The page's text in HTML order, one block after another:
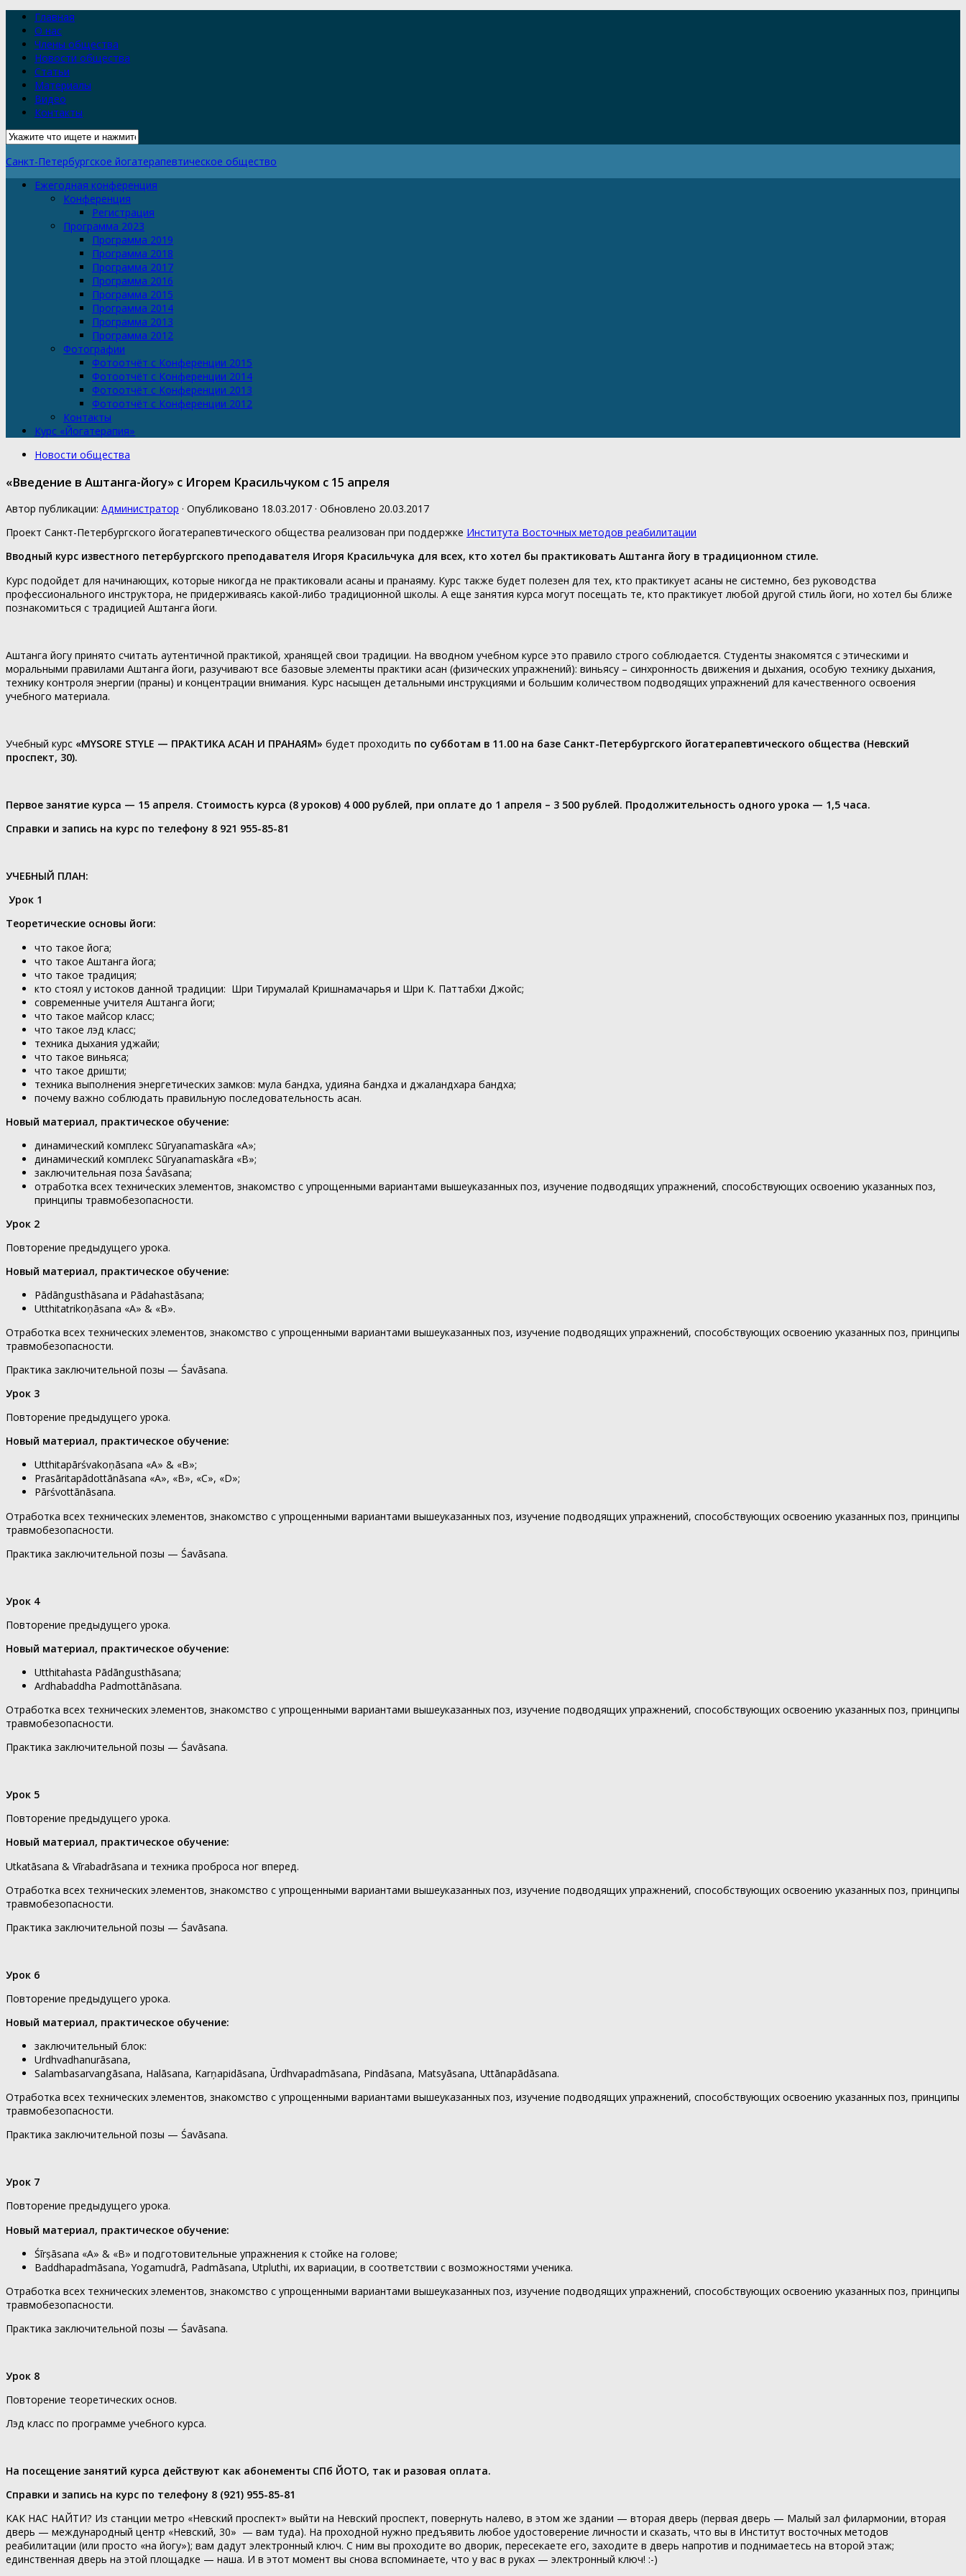
Главная
О нас
Члены общества
Новости общества
Статьи
Материалы
Видео
Контакты
Санкт-Петербургское йогатерапевтическое общество
Ежегодная конференция
Конференция
Регистрация
Программа 2023
Программа 2019
Программа 2018
Программа 2017
Программа 2016
Программа 2015
Программа 2014
Программа 2013
Программа 2012
Фотографии
Фотоотчёт с Конференции 2015
Фотоотчёт с Конференции 2014
Фотоотчёт с Конференции 2013
Фотоотчёт с Конференции 2012
Контакты
Курс «Йогатерапия»
Новости общества
«Введение в Аштанга-йогу» с Игорем Красильчуком с 15 апреля
Автор публикации: Администратор · Опубликовано 18.03.2017 · Обновлено 20.03.2017
Проект Санкт-Петербургского йогатерапевтического общества реализован при поддержке Института Восточных методов реабилитации
Вводный курс известного петербургского преподавателя Игоря Красильчука для всех, кто хотел бы практиковать Аштанга йогу в традиционном стиле.
Курс подойдет для начинающих, которые никогда не практиковали асаны и пранаяму. Курс также будет полезен для тех, кто практикует асаны не системно, без руководства
профессионального инструктора, не придерживаясь какой-либо традиционной школы. А еще занятия курса могут посещать те, кто практикует любой другой стиль йоги, но хотел бы ближе
познакомиться с традицией Аштанга йоги.
Аштанга йогу принято считать аутентичной практикой, хранящей свои традиции. На вводном учебном курсе это правило строго соблюдается. Студенты знакомятся с этическими и
моральными правилами Аштанга йоги, разучивают все базовые элементы практики асан (физических упражнений): виньясу – синхронность движения и дыхания, особую технику дыхания,
технику контроля энергии (праны) и концентрации внимания. Курс насыщен детальными инструкциями и большим количеством подводящих упражнений для качественного освоения
учебного материала.
Учебный курс «MYSORE STYLE — ПРАКТИКА АСАН И ПРАНАЯМ» будет проходить по субботам в 11.00 на базе Санкт-Петербургского йогатерапевтического общества (Невский
проспект, 30).
Первое занятие курса — 15 апреля. Стоимость курса (8 уроков) 4 000 рублей, при оплате до 1 апреля – 3 500 рублей. Продолжительность одного урока — 1,5 часа.
Справки и запись на курс по телефону 8 921 955-85-81
УЧЕБНЫЙ ПЛАН:
Урок 1
Теоретические основы йоги:
что такое йога;
что такое Аштанга йога;
что такое традиция;
кто стоял у истоков данной традиции: Шри Тирумалай Кришнамачарья и Шри К. Паттабхи Джойс;
современные учителя Аштанга йоги;
что такое майсор класс;
что такое лэд класс;
техника дыхания уджайи;
что такое виньяса;
что такое дришти;
техника выполнения энергетических замков: мула бандха, удияна бандха и джаландхара бандха;
почему важно соблюдать правильную последовательность асан.
Новый материал, практическое обучение:
динамический комплекс Sūryanamaskāra «A»;
динамический комплекс Sūryanamaskāra «B»;
заключительная поза Śavāsana;
отработка всех технических элементов, знакомство с упрощенными вариантами вышеуказанных поз, изучение подводящих упражнений, способствующих освоению указанных поз,
принципы травмобезопасности.
Урок 2
Повторение предыдущего урока.
Новый материал, практическое обучение:
Pādāngusthāsana и Pādahastāsana;
Utthitatrikoņāsana «A» & «B».
Отработка всех технических элементов, знакомство с упрощенными вариантами вышеуказанных поз, изучение подводящих упражнений, способствующих освоению указанных поз, принципы
травмобезопасности.
Практика заключительной позы — Śavāsana.
Урок 3
Повторение предыдущего урока.
Новый материал, практическое обучение:
Utthitapārśvakoņāsana «A» & «B»;
Prasāritapādottānāsana «A», «B», «C», «D»;
Pārśvottānāsana.
Отработка всех технических элементов, знакомство с упрощенными вариантами вышеуказанных поз, изучение подводящих упражнений, способствующих освоению указанных поз, принципы
травмобезопасности.
Практика заключительной позы — Śavāsana.
Урок 4
Повторение предыдущего урока.
Новый материал, практическое обучение:
Utthitahasta Pādāngusthāsana;
Ardhabaddha Padmottānāsanа.
Отработка всех технических элементов, знакомство с упрощенными вариантами вышеуказанных поз, изучение подводящих упражнений, способствующих освоению указанных поз, принципы
травмобезопасности.
Практика заключительной позы — Śavāsana.
Урок 5
Повторение предыдущего урока.
Новый материал, практическое обучение:
Utkatāsana & Vīrabadrāsana и техника проброса ног вперед.
Отработка всех технических элементов, знакомство с упрощенными вариантами вышеуказанных поз, изучение подводящих упражнений, способствующих освоению указанных поз, принципы
травмобезопасности.
Практика заключительной позы — Śavāsana.
Урок 6
Повторение предыдущего урока.
Новый материал, практическое обучение:
заключительный блок:
Urdhvadhanurāsana,
Salambasarvangāsana, Halāsana, Karņapidāsana, Ūrdhvapadmāsana, Pindāsana, Matsyāsana, Uttānapādāsana.
Отработка всех технических элементов, знакомство с упрощенными вариантами вышеуказанных поз, изучение подводящих упражнений, способствующих освоению указанных поз, принципы
травмобезопасности.
Практика заключительной позы — Śavāsana.
Урок 7
Повторение предыдущего урока.
Новый материал, практическое обучение:
Śīrșāsana «A» & «B» и подготовительные упражнения к стойке на голове;
Baddhapadmāsana, Yogamudrā, Padmāsana, Utpluthi, их вариации, в соответствии с возможностями ученика.
Отработка всех технических элементов, знакомство с упрощенными вариантами вышеуказанных поз, изучение подводящих упражнений, способствующих освоению указанных поз, принципы
травмобезопасности.
Практика заключительной позы — Śavāsana.
Урок 8
Повторение теоретических основ.
Лэд класс по программе учебного курса.
На посещение занятий курса действуют как абонементы СПб ЙОТО, так и разовая оплата.
Справки и запись на курс по телефону 8 (921) 955-85-81
КАК НАС НАЙТИ? Из станции метро «Невский проспект» выйти на Невский проспект, повернуть налево, в этом же здании — вторая дверь (первая дверь — Малый зал филармонии, вторая
дверь — международный центр «Невский, 30» — вам туда). На проходной нужно предъявить любое удостоверение личности и сказать, что вы в Институт восточных методов
реабилитации (или просто «на йогу»); вам дадут электронный ключ. С ним вы проходите во дворик, пересекаете его, заходите в дверь напротив и поднимаетесь на второй этаж;
единственная дверь на этой площадке — наша. И в этот момент вы снова вспоминаете, что у вас в руках — электронный ключ! :-)